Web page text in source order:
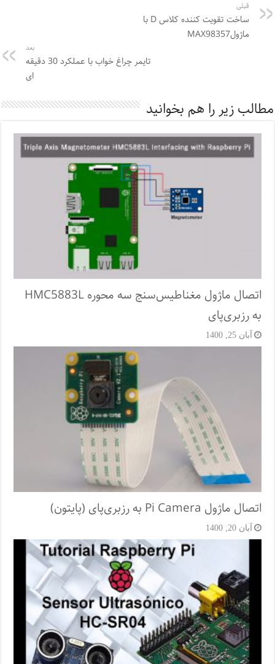
قبلی
ساخت تقویت کننده کلاس D با
ماژولMAX98357
بعد
تایمر چراغ خواب با عملکرد 30 دقیقه
ای
مطالب زیر را هم بخوانید
اتصال ماژول مغناطیس‌سنج سه محوره HMC5883L
به رزبری‌پای
آبان 25, 1400
اتصال ماژول Pi Camera به رزبری‌پای (پایتون)
آبان 20, 1400